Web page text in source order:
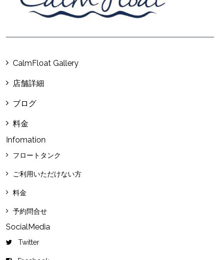
CalmFloat Gallery
店舗詳細
ブログ
料金
Infomation
フロートタンク
ご利用いただけない方
料金
予約問合せ
SocialMedia
Twitter